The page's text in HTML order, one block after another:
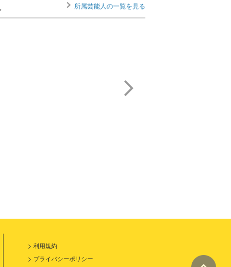
所属芸能人の一覧を見る
利用規約
プライバシーポリシー